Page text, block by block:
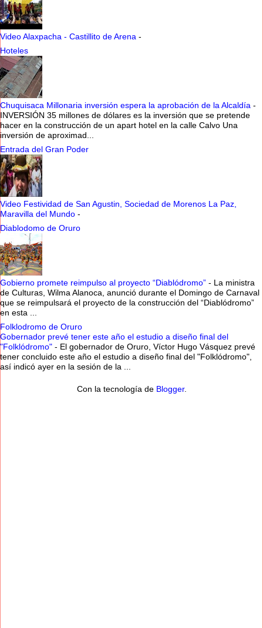
Video Alaxpacha - Castillito de Arena -
Hoteles
Chuquisaca Millonaria inversión espera la aprobación de la Alcaldía -
INVERSIÓN 35 millones de dólares es la inversión que se pretende
hacer en la construcción de un apart hotel en la calle Calvo Una
inversión de aproximad...
Entrada del Gran Poder
Video Festividad de San Agustin, Sociedad de Morenos La Paz,
Maravilla del Mundo -
Diablodomo de Oruro
Gobierno promete reimpulso al proyecto “Diablódromo” - La ministra
de Culturas, Wilma Alanoca, anunció durante el Domingo de Carnaval
que se reimpulsará el proyecto de la construcción del “Diablódromo”
en esta ...
Folklodromo de Oruro
Gobernador prevé tener este año el estudio a diseño final del
"Folklódromo" - El gobernador de Oruro, Víctor Hugo Vásquez prevé
tener concluido este año el estudio a diseño final del "Folklódromo",
así indicó ayer en la sesión de la ...
Con la tecnología de Blogger.